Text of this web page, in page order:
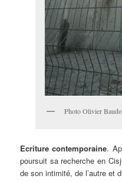
Photo Olivier
Ecriturecontemporaine.
poursuit sa recherche en
de son intimité, de l’autre et